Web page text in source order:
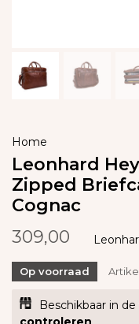
Home
Leonhard
Zipped
Cognac
309,00
Op voorraad
Beschikbaar in de